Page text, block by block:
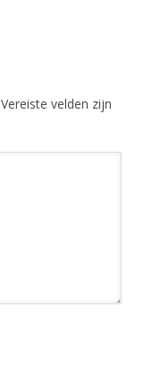
Vereiste velden zijn